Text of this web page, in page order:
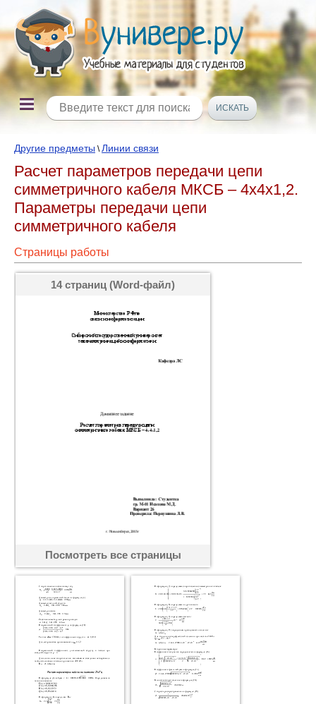
Другие предметы \Линии связи
Расчет параметров передачи цепи
симметричного кабеля МКСБ – 4х4х1,2.
Параметры передачи цепи
симметричного кабеля
Страницы работы
14 страниц (Word-файл)
Посмотреть все страницы